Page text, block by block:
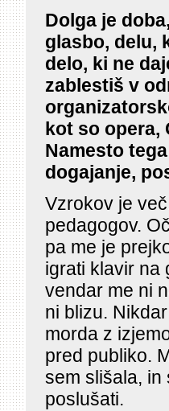
Dolga je
glasbo, delu,
delo, ki ne
zablestiš v
kot so opera,
Namesto
dogajanje,
Vzrokov je
pedagogov.
pa me je
igrati klavir na
vendar me ni
ni blizu.
morda z
pred publiko.
sem slišala, in
poslušati.